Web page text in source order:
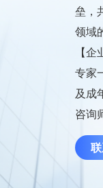
垒，
领域
【企
专家
及成
咨询